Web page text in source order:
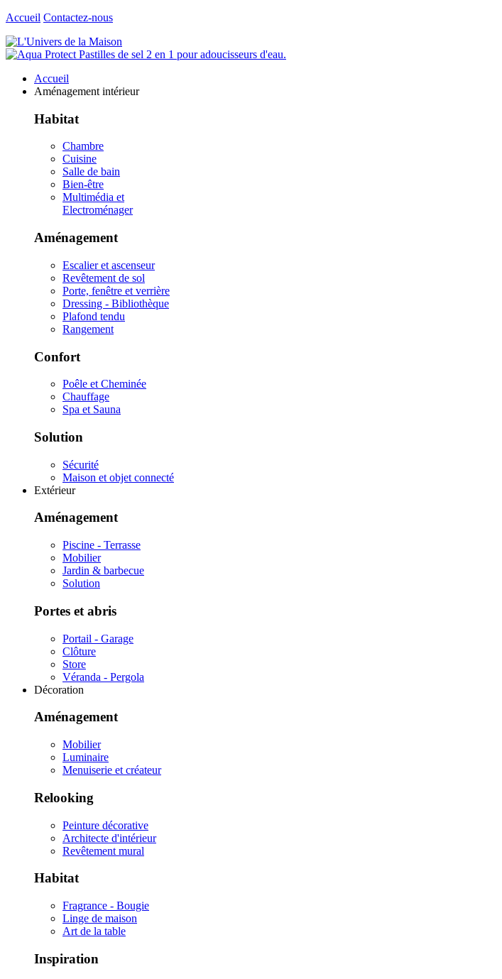
Accueil Contactez-nous
Accueil
Aménagement intérieur
Habitat
Chambre
Cuisine
Salle de bain
Bien-être
Multimédia et
Electroménager
Aménagement
Escalier et ascenseur
Revêtement de sol
Porte, fenêtre et verrière
Dressing - Bibliothèque
Plafond tendu
Rangement
Confort
Poêle et Cheminée
Chauffage
Spa et Sauna
Solution
Sécurité
Maison et objet connecté
Extérieur
Aménagement
Piscine - Terrasse
Mobilier
Jardin & barbecue
Solution
Portes et abris
Portail - Garage
Clôture
Store
Véranda - Pergola
Décoration
Aménagement
Mobilier
Luminaire
Menuiserie et créateur
Relooking
Peinture décorative
Architecte d'intérieur
Revêtement mural
Habitat
Fragrance - Bougie
Linge de maison
Art de la table
Inspiration